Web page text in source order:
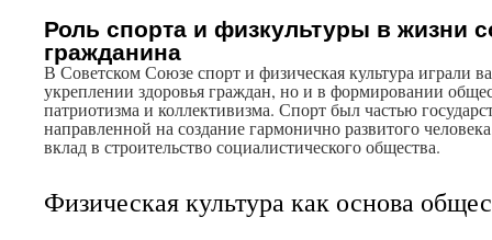
Роль спорта и физкультуры в жизни
гражданина
В Советском Союзе спорт и физическая культура играли
укреплении здоровья граждан, но и в формировании
патриотизма и коллективизма. Спорт был частью
направленной на создание гармонично развитого
вклад в строительство социалистического общества.
Физическая культура как основа